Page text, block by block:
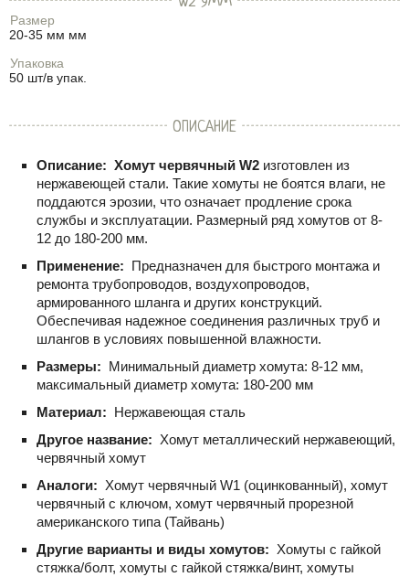
Размер
20-35 мм мм
Упаковка
50 шт/в упак.
ОПИСАНИЕ
Описание: Хомут червячный W2 изготовлен из
нержавеющей стали. Такие хомуты не боятся влаги, не
поддаются эрозии, что означает продление срока
службы и эксплуатации. Размерный ряд хомутов от 8-
12 до 180-200 мм.
Применение: Предназначен для быстрого монтажа и
ремонта трубопроводов, воздухопроводов,
армированного шланга и других конструкций.
Обеспечивая надежное соединения различных труб и
шлангов в условиях повышенной влажности.
Размеры: Минимальный диаметр хомута: 8-12 мм,
максимальный диаметр хомута: 180-200 мм
Материал: Нержавеющая сталь
Другое название: Хомут металлический нержавеющий,
червячный хомут
Аналоги: Хомут червячный W1 (оцинкованный), хомут
червячный с ключом, хомут червячный прорезной
американского типа (Тайвань)
Другие варианты и виды хомутов: Хомуты с гайкой
стяжка/болт, хомуты с гайкой стяжка/винт, хомуты